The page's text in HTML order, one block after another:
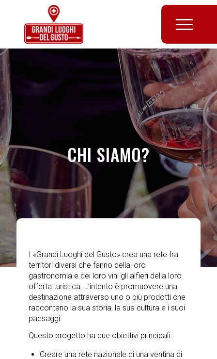
CHI SIAMO?
I «Grandi Luoghi del Gusto» crea una rete fra
territori diversi che fanno della loro
gastronomia e dei loro vini gli alfieri della loro
offerta turistica. L’intento è promuovere una
destinazione attraverso uno o più prodotti che
raccontano la sua storia, la sua cultura e i suoi
paesaggi.
Questo progetto ha due obiettivi principali :
Creare una rete nazionale di una ventina di